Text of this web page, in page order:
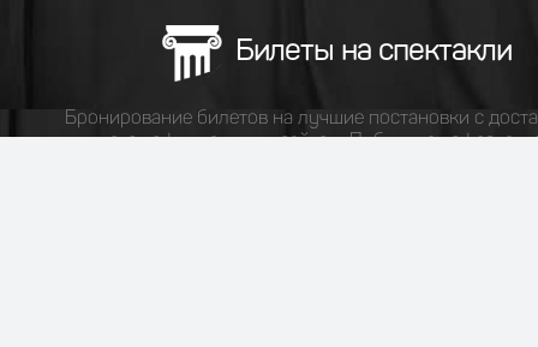
Билеты на спектакли
Бронирование билетов на лучшие постановки с
является официальным сайтом.Публичная оферта,